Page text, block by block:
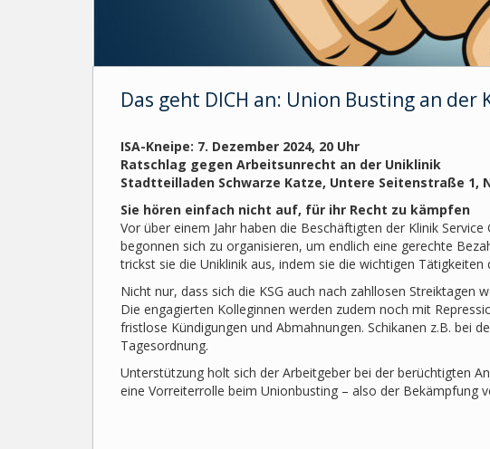
Das geht DICH an: Union Busting an der
ISA-Kneipe: 7. Dezember 2024, 20 Uhr
Ratschlag gegen Arbeitsunrecht an der Uniklinik
Stadtteilladen Schwarze Katze, Untere Seitenstraße 1,
Sie hören einfach nicht auf, für ihr Recht zu kämpfen
Vor über einem Jahr haben die Beschäftigten der Klinik Service
begonnen sich zu organisieren, um endlich eine gerechte
trickst sie die Uniklinik aus, indem sie die wichtigen
Nicht nur, dass sich die KSG auch nach zahllosen Streiktagen
Die engagierten Kolleginnen werden zudem noch mit
fristlose Kündigungen und Abmahnungen. Schikanen z.B. bei
Tagesordnung.
Unterstützung holt sich der Arbeitgeber bei der berüchtigten
eine Vorreiterrolle beim Unionbusting – also der Bekämpfung